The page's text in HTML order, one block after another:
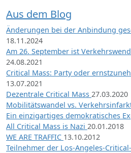
Aus dem Blog
Änderungen bei der Anbindung
18.11.2024
Am 26. September ist
24.08.2021
Critical Mass: Party oder
13.07.2021
Dezentrale Critical Mass 27.03.2020
Mobilitätswandel vs.
Ein einzigartiges demokratisches
All Critical Mass is Nazi 20.01.2018
WE ARE TRAFFIC 13.10.2012
Teilnehmer der Los-Angeles-